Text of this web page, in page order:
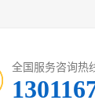
全国服务咨询热